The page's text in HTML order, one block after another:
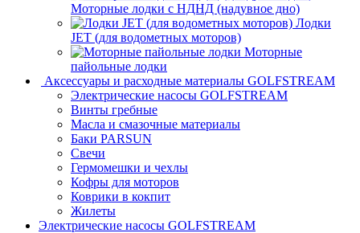
Моторные лодки с НДНД (надувное дно)
Лодки
JET (для водометных моторов)
Моторные
пайольные лодки
Аксессуары и расходные материалы GOLFSTREAM
Электрические насосы GOLFSTREAM
Винты гребные
Масла и смазочные материалы
Баки PARSUN
Свечи
Гермомешки и чехлы
Кофры для моторов
Коврики в кокпит
Жилеты
Электрические насосы GOLFSTREAM